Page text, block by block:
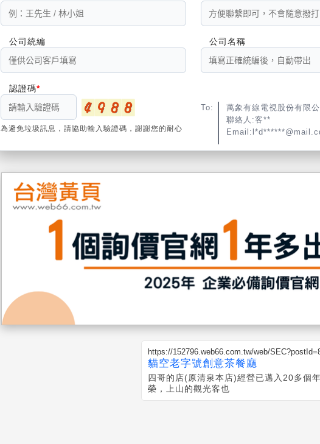
公司統編 公司名稱
認證碼
為避免垃圾訊息，請協助輸入驗證碼，謝謝您的耐心
To:
萬象有線電視股份有限公
聯絡人:客**
https://152796.web66.com.tw/web/
貓空老字號創意茶餐廳
四哥的店(原清泉本店)經營已邁入20多個
榮，上山的觀光客也